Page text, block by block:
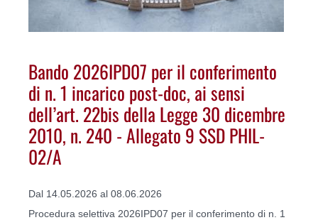
Bando 2026IPD07 per il conferimento
di n. 1 incarico post-doc, ai sensi
dell’art. 22bis della Legge 30 dicembre
2010, n. 240 - Allegato 9 SSD PHIL-
02/A
Dal 14.05.2026 al 08.06.2026
Procedura selettiva 2026IPD07 per il conferimento di n. 1